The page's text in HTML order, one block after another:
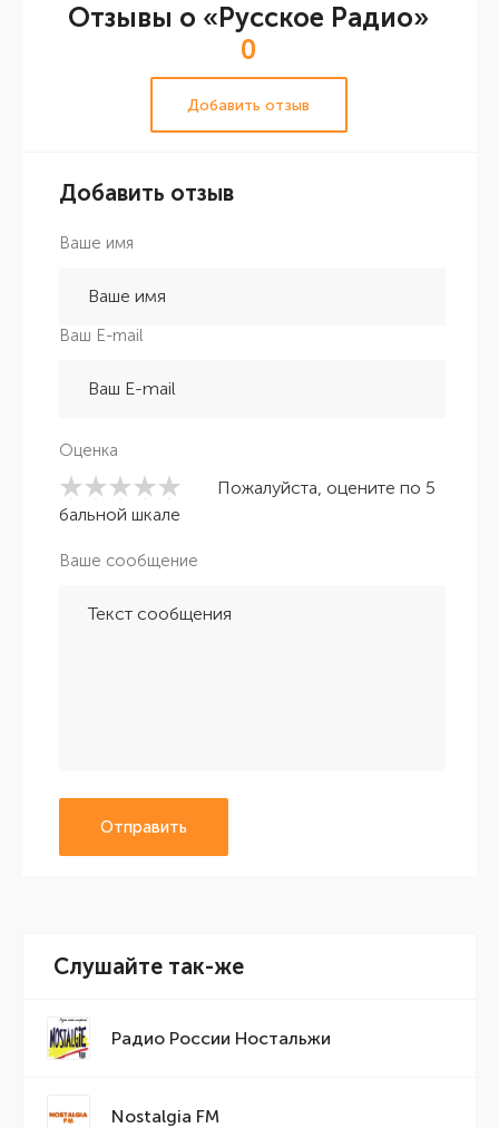
Отзывы о «Русское Радио»
0
Добавить отзыв
Добавить отзыв
Ваше имя
Ваш E-mail
Оценка
Пожалуйста, оцените по 5
бальной шкале
Ваше сообщение
Отправить
Слушайте так-же
Радио России Ностальжи
Nostalgia FM